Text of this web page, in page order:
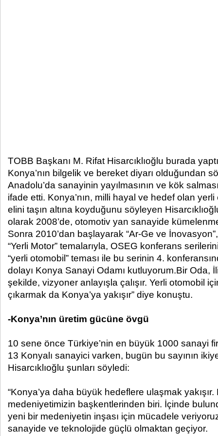
TOBB Başkanı M. Rifat Hisarcıklıoğlu burada
Konya’nın bilgelik ve bereket diyarı olduğundan
Anadolu’da sanayinin yayılmasının ve kök
ifade etti. Konya’nın, milli hayal ve hedef olan
elini taşın altına koyduğunu söyleyen
olarak 2008’de, otomotiv yan sanayide
Sonra 2010’dan başlayarak “Ar-Ge ve
“Yerli Motor” temalarıyla, OSEG konferans
“yerli otomobil” teması ile bu serinin 4.
dolayı Konya Sanayi Odamı kutluyorum.Bir Oda,
şekilde, vizyoner anlayışla çalışır. Yerli otomobil
çıkarmak da Konya’ya yakışır” diye konuştu.
-Konya’nın üretim gücüne övgü
10 sene önce Türkiye’nin en büyük 1000 sanayi
13 Konyalı sanayici varken, bugün bu sayının
Hisarcıklıoğlu şunları söyledi:
“Konya’ya daha büyük hedeflere ulaşmak
medeniyetimizin başkentlerinden biri. İçinde
yeni bir medeniyetin inşası için mücadele
sanayide ve teknolojide güçlü olmaktan geçiyor.